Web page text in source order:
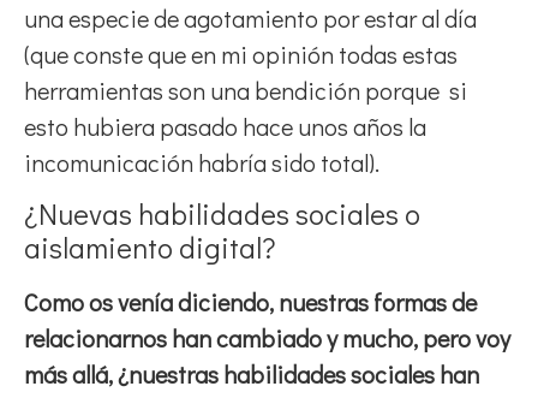
una especie de agotamiento por estar al día
(que conste que en mi opinión todas estas
herramientas son una bendición porque si
esto hubiera pasado hace unos años la
incomunicación habría sido total).
¿Nuevas habilidades sociales o
aislamiento digital?
Como os venía diciendo, nuestras formas de
relacionarnos han cambiado y mucho, pero voy
más allá, ¿nuestras habilidades sociales han